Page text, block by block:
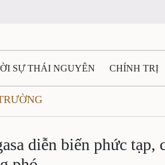
SỰ THÁI NGUYÊN CHÍNH TRỊ
BẠN ĐỌC
QUỐC TẾ TÀI NGUYÊN -
diễn biến phức tạp,